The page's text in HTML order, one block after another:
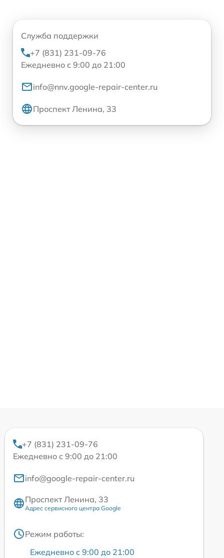
Служба поддержки
+7 (831) 231-09-76
Ежедневно с 9:00 до 21:00
info@nnv.google-repair-center.ru
Проспект Ленина, 33
+7 (831) 231-09-76
Ежедневно с 9:00 до 21:00
info@google-repair-center.ru
Проспект Ленина, 33
Адрес сервисного центра Google
Режим работы:
Ежедневно с 9:00 до 21:00